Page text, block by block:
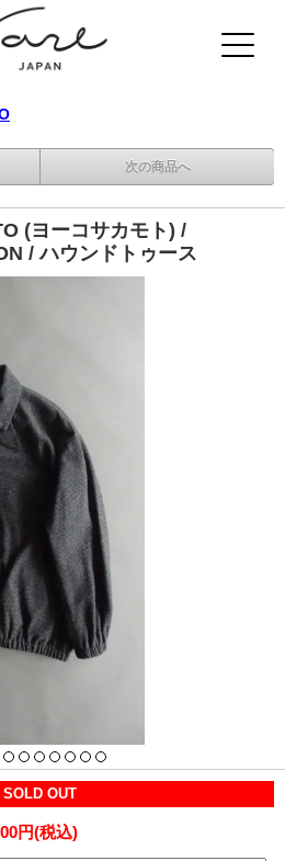
次の商品へ
(ヨーコサカモト) /
/ ハウンドトゥース
SOLD OUT
円(税込)